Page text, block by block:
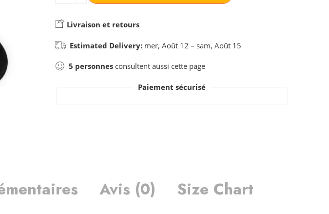
Livraison et retours
Estimated Delivery: mer, Août 12 – sam, Août 15
5 personnes consultent aussi cette page
Paiement sécurisé
Avis (0) Size Chart